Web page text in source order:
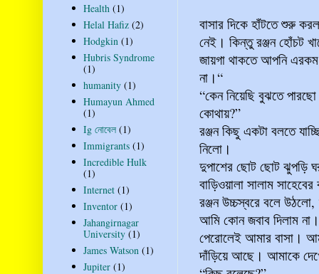
বাসার দিকে হাঁটতে শুরু
নেই। কিন্তু রঞ্জন হোঁচট
জায়গা থাকতে আপনি
না।“
“কেন নিয়েছি বুঝতে
কোথায়?”
রঞ্জন কিছু একটা বলতে
নিলো।
দুপাশের ছোট ছোট ঝুপড়ি
বাড়িওয়ালা সালাম
রঞ্জন উচ্চস্বরে বলে
আমি কোন জবাব দিলাম
পেরোলেই আমার বাসা।
দাঁড়িয়ে আছে। আমাকে
Health (1)
Helal Hafiz (2)
Hodgkin (1)
Hubris Syndrome
(1)
humanity (1)
Humayun Ahmed
(1)
Ig নোবেল (1)
Immigrants (1)
Incredible Hulk
(1)
Internet (1)
Inventor (1)
Jahangirnagar
University (1)
James Watson (1)
Jupiter (1)